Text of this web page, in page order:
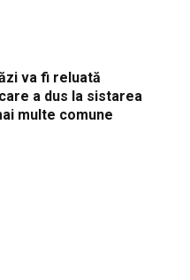
va fi reluată
a dus la sistarea
multe comune